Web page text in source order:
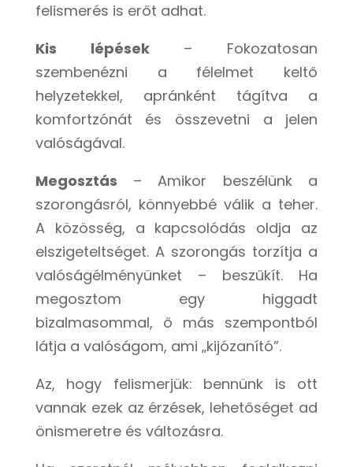
felismerés is erőt adhat.
Kis lépések– Fokozatosan
szembenézni a félelmet keltő
helyzetekkel, apránként tágítva a
komfortzónát és összevetni a jelen
valóságával.
Megosztás – Amikor beszélünk a
szorongásról, könnyebbé válik a teher.
A közösség, a kapcsolódás oldja az
elszigeteltséget. A szorongás torzítja a
valóságélményünket – beszűkít. Ha
megosztom egy higgadt
bizalmasommal, ő más szempontból
látja a valóságom, ami „kijózanító”.
Az, hogy felismerjük: bennünk is ott
vannak ezek az érzések, lehetőséget ad
önismeretre és változásra.